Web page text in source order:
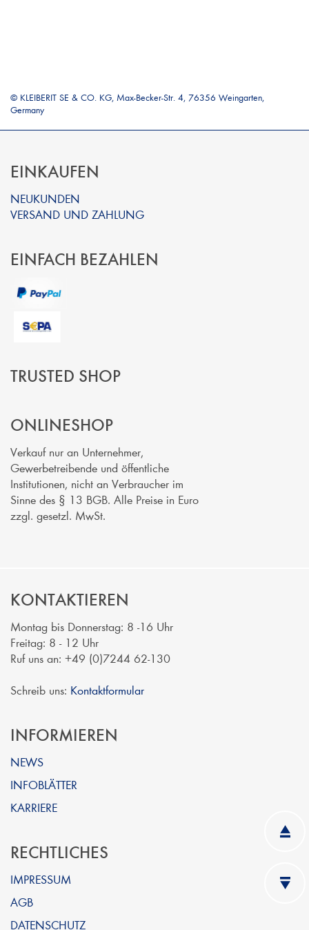
© KLEIBERIT SE & CO. KG, Max-Becker-Str. 4, 76356 Weingarten,
Germany
EINKAUFEN
NEUKUNDEN
VERSAND UND ZAHLUNG
EINFACH BEZAHLEN
TRUSTED SHOP
ONLINESHOP
Verkauf nur an Unternehmer,
Gewerbetreibende und öffentliche
Institutionen, nicht an Verbraucher im
Sinne des § 13 BGB. Alle Preise in Euro
zzgl. gesetzl. MwSt.
KONTAKTIEREN
Montag bis Donnerstag: 8 -16 Uhr
Freitag: 8 - 12 Uhr
Ruf uns an: +49 (0)7244 62-130
Schreib uns: Kontaktformular
INFORMIEREN
NEWS
INFOBLÄTTER
KARRIERE
RECHTLICHES
IMPRESSUM
AGB
DATENSCHUTZ